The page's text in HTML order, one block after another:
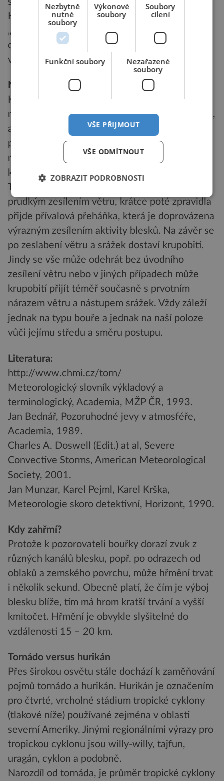
K největším úředně ověřeným kroupám patří
„projektil“ o úctyhodné hmotnosti 766 g a
obvodu 44 cm, který spadl za bouře 3. 9. 1970
v Kansasu ve Spojených Státech.
Nikdo přesně neví
Každá konvektivní bouře bývá doprovázena
některým z nebezpečných atmosférických jevů,
ať už to jsou elektrické výboje, krupobití či
prudký vítr. Tyto projevy se většinou
nevyskytují samostatně, ale v různých
kombinacích.
Typická silná bouře začíná postupným nebo
prudkým zesílením větru, krátce poté zpravidla
přijde přívalová přeháňka, která je doprovázena
výrazným zesílením aktivity blesků. Na závěr se
po zeslabení větru a srážek dostaví krupobití.
Jindy se vše může odehrát bez úvodního
zesílení větru nebo v jiných případech může
krupobití přijít téměř současně s prvotním
nárazem větru a nástupem srážek. Vždy záleží
jednak na typu bouře a jednak na naší poloze
vůči jejímu středu a směru postupu.
Literatura:
http://www.chmi.cz/torn/
Meteorologický slovník výkladový a
terminologický, Academia, MŽP ČR, 1993.
Jan Bednář, Pozoruhodné jevy v atmosféře,
Academia, 1989.
Charles A. Doswell (Edit.) at al, Severe
Convective Storms, American Meteorological
Society, 2001.
Jan Munzar, Karel Pejml, Karel Krška,
Meteorologie skoro detektivní, Horizont, 1990.
Kdy zahřmí?
Protože k pozorovateli bouřky dorazí zvuk z
různých kanálů blesku, popř. po odrazech od
oblaků a zemského povrchu, může hřmění trvat
i několik sekund. Obecně platí, že čím je výboj
blesku blíže, tím má hrom kratší trvání a vyšší
kmitočet. Hřmění je obvykle slyšitelné do
vzdálenosti 15 – 20 km.
Tornádo versus hurikán
Přes širokou osvětu stále dochází k zaměňování
pojmů tornádo a hurikán. Hurikán je označením
pro čtvrté, vrcholné stádium tropické cyklony
(tlakové níže) používané zejména v oblasti
severní Ameriky. Jinými regionálními výrazy pro
tropickou cyklonu jsou willy-willy, tajfun,
uragán, cyklon a podobně.
Narozdíl od tornáda, je průměr tropické cyklony
Nezbytně
nutné
soubory
Výkonové
soubory
Soubory
cílení
Funkční soubory
Nezařazené
soubory
VŠE PŘIJMOUT
VŠE ODMÍTNOUT
ZOBRAZIT PODROBNOSTI